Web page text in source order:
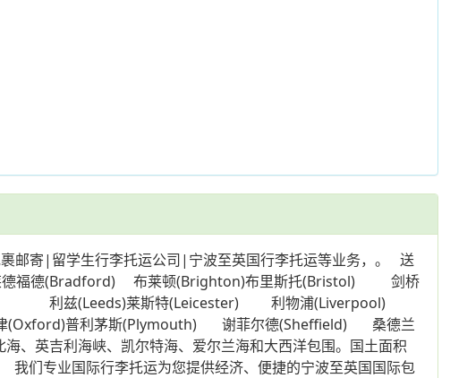
邮寄|留学生行李托运公司|宁波至英国行李托运等业务，。 送
德福德(Bradford) 布莱顿(Brighton)布里斯托(Bristol) 剑桥
利兹(Leeds)莱斯特(Leicester) 利物浦(Liverpool)
普利茅斯(Plymouth) 谢菲尔德(Sheffield) 桑德兰
英吉利海峡、凯尔特海、爱尔兰海和大西洋包围。国土面积
们专业国际行李托运为您提供经济、便捷的宁波至英国国际包